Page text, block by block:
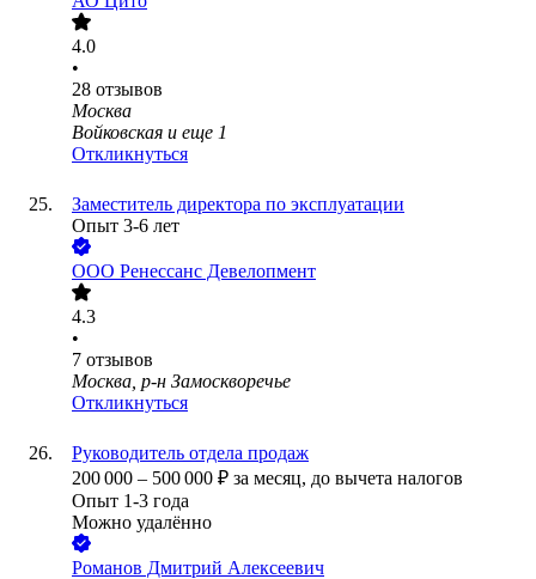
4.0
•
28 отзывов
Москва
Войковская и еще 1
Откликнуться
Заместитель директора по эксплуатации
Опыт 3-6 лет
ООО Ренессанс Девелопмент
4.3
•
7 отзывов
Москва, р-н Замоскворечье
Откликнуться
Руководитель отдела продаж
200 000 – 500 000 ₽ за месяц, до вычета налогов
Опыт 1-3 года
Можно удалённо
Романов Дмитрий Алексеевич